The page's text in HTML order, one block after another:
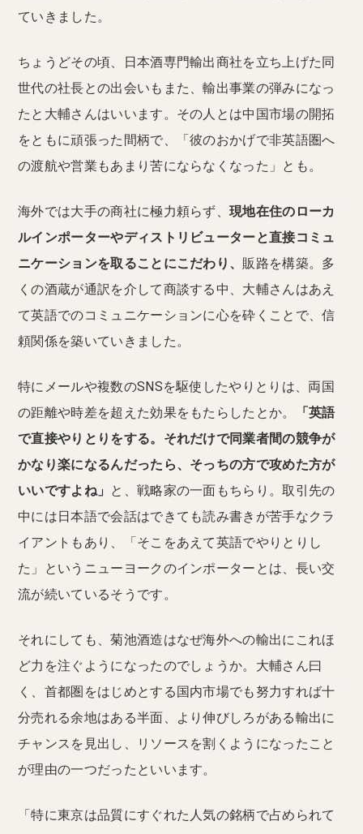
ていきました。
ちょうどその頃、日本酒専門輸出商社を立ち上げた同
世代の社長との出会いもまた、輸出事業の弾みになっ
たと大輔さんはいいます。その人とは中国市場の開拓
をともに頑張った間柄で、「彼のおかげで非英語圏へ
の渡航や営業もあまり苦にならなくなった」とも。
海外では大手の商社に極力頼らず、現地在住のローカ
ルインポーターやディストリビューターと直接コミュ
ニケーションを取ることにこだわり、 販路を構築。多
くの酒蔵が通訳を介して商談する中、大輔さんはあえ
て英語でのコミュニケーションに心を砕くことで、信
頼関係を築いていきました。
特にメールや複数のSNSを駆使したやりとりは、両国
の距離や時差を超えた効果をもたらしたとか。
「英語
で直接やりとりをする。それだけで同業者間の競争が
かなり楽になるんだったら、そっちの方で攻めた方が
いいですよね」 と、戦略家の一面もちらり。取引先の
中には日本語で会話はできても読み書きが苦手なクラ
イアントもあり、「そこをあえて英語でやりとりし
た」というニューヨークのインポーターとは、長い交
流が続いているそうです。
それにしても、菊池酒造はなぜ海外への輸出にこれほ
ど力を注ぐようになったのでしょうか。大輔さん曰
く、首都圏をはじめとする国内市場でも努力すれば十
分売れる余地はある半面、より伸びしろがある輸出に
チャンスを見出し、リソースを割くようになったこと
が理由の一つだったといいます。
「特に東京は品質にすぐれた人気の銘柄で占められて